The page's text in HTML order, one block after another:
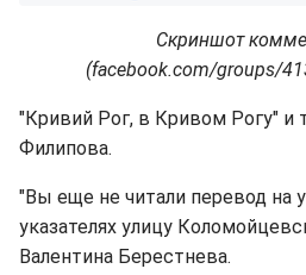
Скриншот
(facebook.com/groups/
"Кривий Рог, в Кривом Рогу" и
Филипова.
"Вы еще не читали перевод на
указателях улицу
Валентина Берестнева.